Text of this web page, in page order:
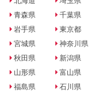
青森県
岩手県
宮城県
秋田県
山形県
福島県
千葉県
東京都
神奈川県
新潟県
富山県
石川県